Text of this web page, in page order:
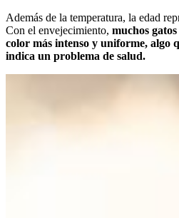
Además de la temperatura, la edad
Con el envejecimiento, muchos
color más intenso y uniforme, algo
indica un problema de salud.